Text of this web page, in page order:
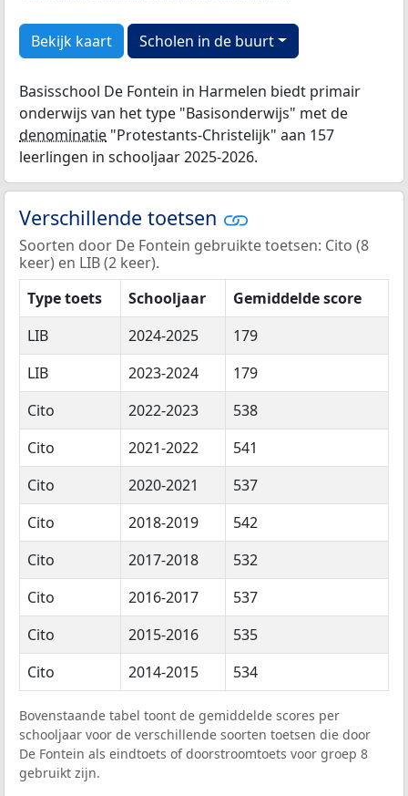
Bekijk kaart Scholen in de buurt
Basisschool De Fontein in Harmelen biedt primair
onderwijs van het type "Basisonderwijs" met de
denominatie "Protestants-Christelijk" aan 157
leerlingen in schooljaar 2025-2026.
Verschillende toetsen
Soorten door De Fontein gebruikte toetsen: Cito (8
keer) en LIB (2 keer).
Type toets
Schooljaar
Gemiddelde score
LIB
2024-2025
179
LIB
2023-2024
179
Cito
2022-2023
538
Cito
2021-2022
541
Cito
2020-2021
537
Cito
2018-2019
542
Cito
2017-2018
532
Cito
2016-2017
537
Cito
2015-2016
535
Cito
2014-2015 534
Bovenstaande tabel toont de gemiddelde scores per
schooljaar voor de verschillende soorten toetsen die door
De Fontein als eindtoets of doorstroomtoets voor groep 8
gebruikt zijn.